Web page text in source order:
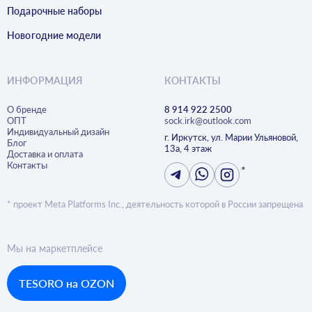
Подарочные наборы
Новогодние модели
ИНФОРМАЦИЯ
О бренде
ОПТ
Индивидуальный дизайн
Блог
Доставка и оплата
Контакты
КОНТАКТЫ
8 914 922 2500
sock.irk@outlook.com
г. Иркутск, ул. Марии Ульяновой,
13а, 4 этаж
*
* проект Meta Platforms Inc., деятельность которой в России запрещена
Мы на маркетплейсе
TESORO на OZON